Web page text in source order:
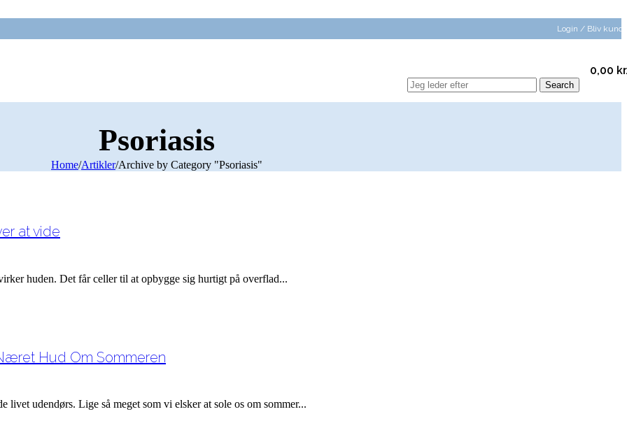
Login / Bliv
Search
0,00
Psoriasis
Home/Artikler/Archive by Category "Psoriasis"
at vide
huden. Det får celler til at opbygge sig hurtigt på overflad...
Hud Om Sommeren
udendørs. Lige så meget som vi elsker at sole os om sommer...